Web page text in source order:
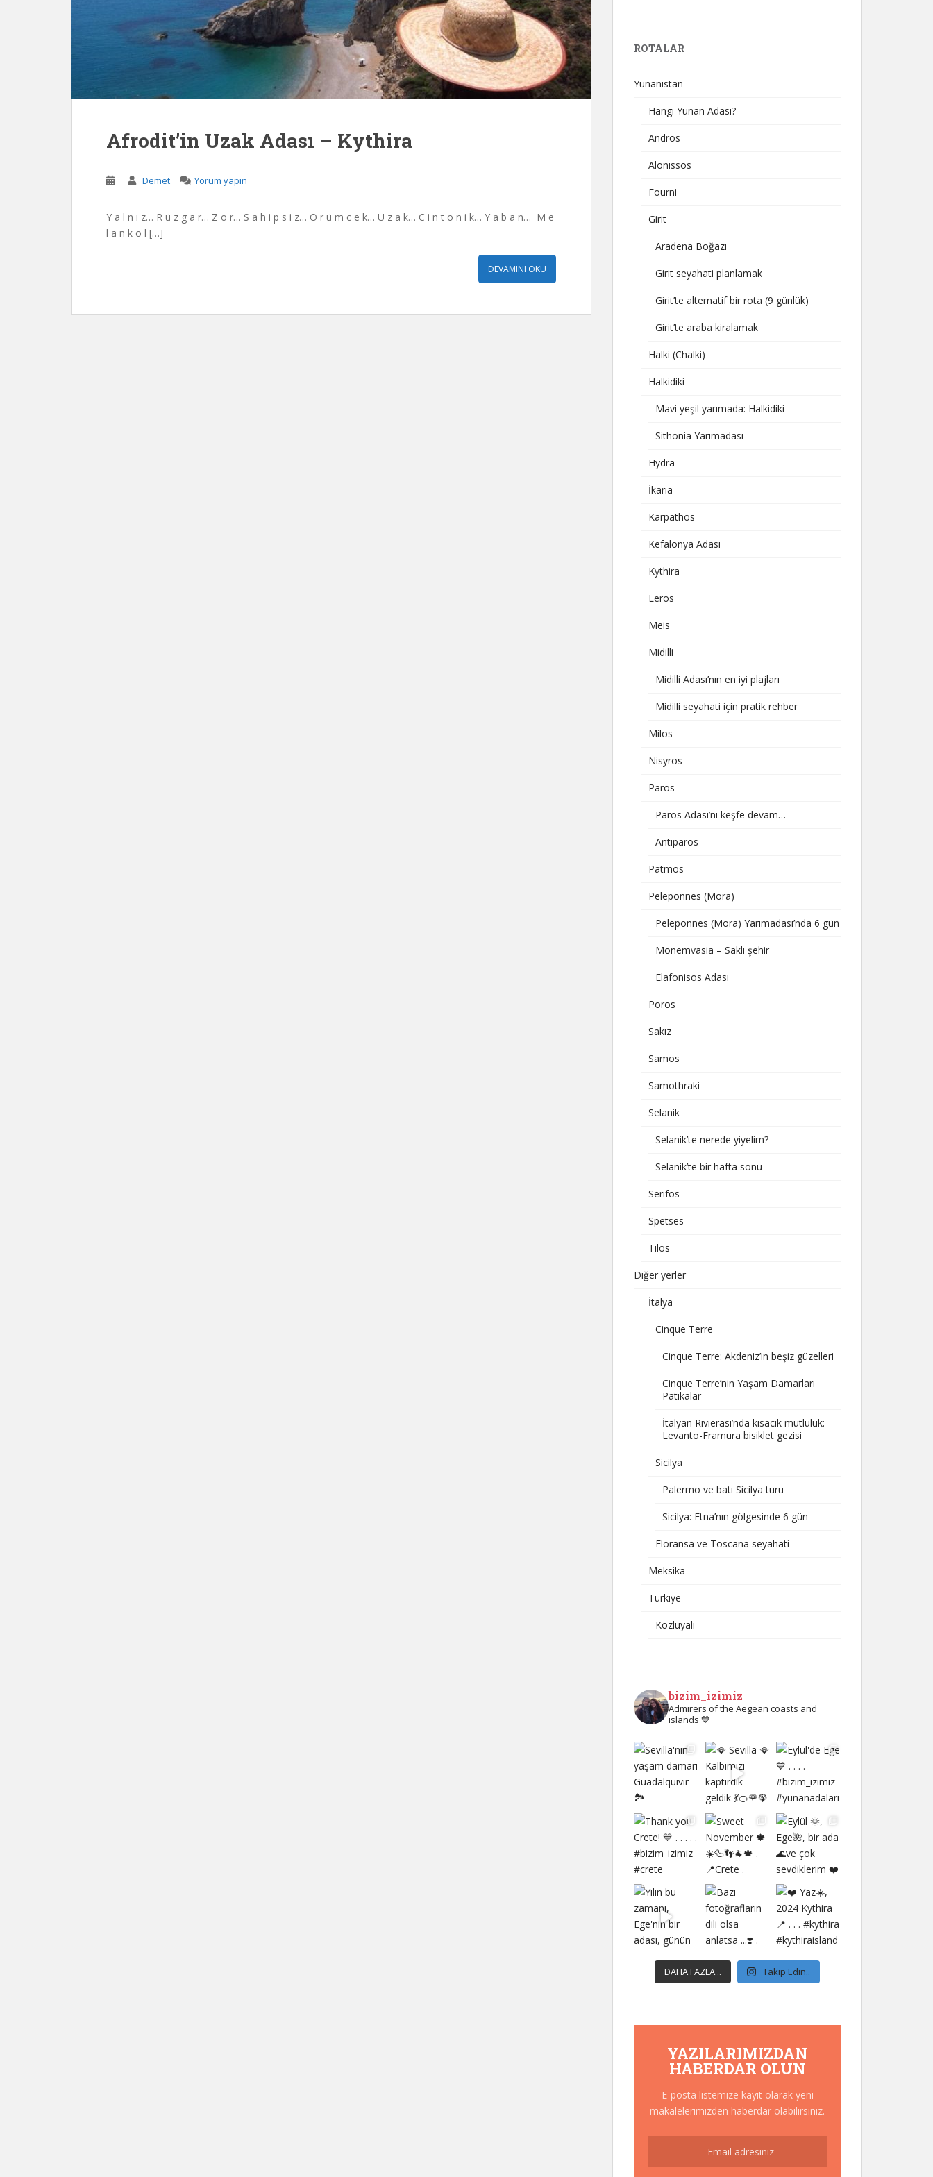
Afrodit’in Uzak Adası – Kythira
Demet Yorum yapın
Y a l n ı z… R ü z g a r… Z o r… S a h i p s i z… Ö r ü m c e k… U z a k… C i n t o n i k… Y a b a n… M e
l a n k o l […]
DEVAMINI OKU
ROTALAR
Yunanistan
Hangi Yunan Adası?
Andros
Alonissos
Fourni
Girit
Aradena Boğazı
Girit seyahati planlamak
Girit’te alternatif bir rota (9 günlük)
Girit’te araba kiralamak
Halki (Chalki)
Halkidiki
Mavi yeşil yarımada: Halkidiki
Sithonia Yarımadası
Hydra
İkaria
Karpathos
Kefalonya Adası
Kythira
Leros
Meis
Midilli
Midilli Adası’nın en iyi plajları
Midilli seyahati için pratik rehber
Milos
Nisyros
Paros
Paros Adası’nı keşfe devam…
Antiparos
Patmos
Peleponnes (Mora)
Peleponnes (Mora) Yarımadası’nda 6 gün
Monemvasia – Saklı şehir
Elafonisos Adası
Poros
Sakız
Samos
Samothraki
Selanik
Selanik’te nerede yiyelim?
Selanik’te bir hafta sonu
Serifos
Spetses
Tilos
Diğer yerler
İtalya
Cinque Terre
Cinque Terre: Akdeniz’in beşiz güzelleri
Cinque Terre’nin Yaşam Damarları
Patikalar
İtalyan Rivierası’nda kısacık mutluluk:
Levanto-Framura bisiklet gezisi
Sicilya
Palermo ve batı Sicilya turu
Sicilya: Etna’nın gölgesinde 6 gün
Floransa ve Toscana seyahati
Meksika
Türkiye
Kozluyalı
bizim_izimiz
Admirers of the Aegean coasts and
islands 💙
DAHA FAZLA... Takip Edin..
YAZILARIMIZDAN
HABERDAR OLUN
E-posta listemize kayıt olarak yeni
makalelerimizden haberdar olabilirsiniz.